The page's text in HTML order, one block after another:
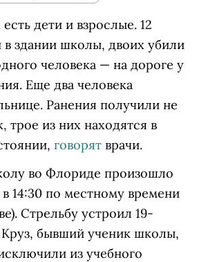
дети и взрослые. 12
в здании школы, двоих убили
человека — на дороге у
Еще два человека
Ранения получили не
трое из них находятся в
говорят врачи.
во Флориде произошло
14:30 по местному времени
Стрельбу устроил 19-
бывший ученик школы,
из учебного